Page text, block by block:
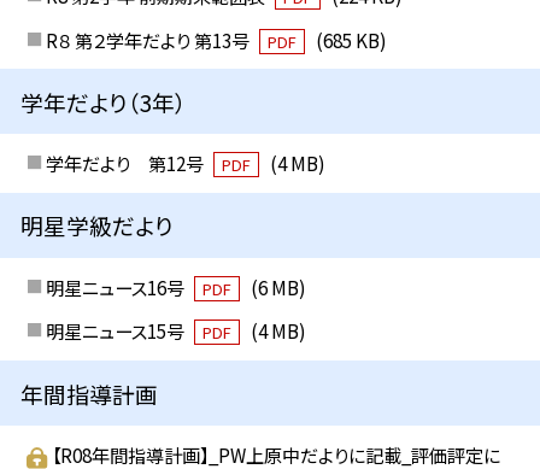
R８ 第２学年だより 第13号
PDF (685 KB)
学年だより（3年）
学年だより 第12号 PDF (4 MB)
明星学級だより
明星ニュース16号 PDF
(6 MB)
明星ニュース15号
PDF (4 MB)
年間指導計画
【R08年間指導計画】_PW上原中だよりに記載_評価評定に